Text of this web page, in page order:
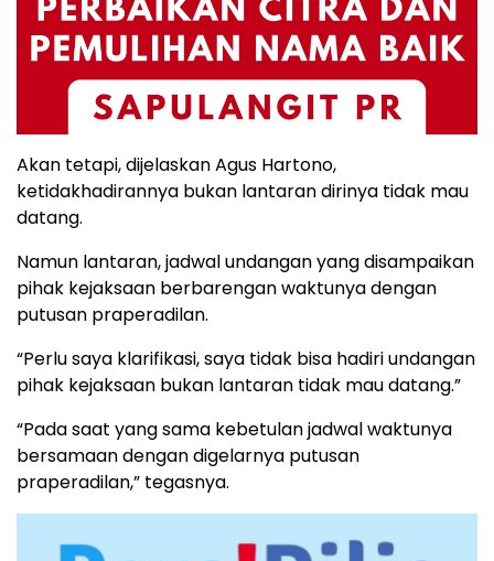
Akan tetapi, dijelaskan Agus Hartono,
ketidakhadirannya bukan lantaran dirinya tidak mau
datang.
Namun lantaran, jadwal undangan yang disampaikan
pihak kejaksaan berbarengan waktunya dengan
putusan praperadilan.
“Perlu saya klarifikasi, saya tidak bisa hadiri undangan
pihak kejaksaan bukan lantaran tidak mau datang.”
“Pada saat yang sama kebetulan jadwal waktunya
bersamaan dengan digelarnya putusan
praperadilan,” tegasnya.